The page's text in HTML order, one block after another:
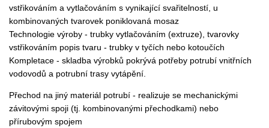
vstřikováním a vytlačováním s vynikající svařitelností, u
kombinovaných tvarovek poniklovaná mosaz
Technologie výroby - trubky vytlačováním (extruze), tvarovky
vstřikováním popis tvaru - trubky v tyčích nebo kotoučích
Kompletace - skladba výrobků pokrývá potřeby potrubí vnitřních
vodovodů a potrubní trasy vytápění.
Přechod na jiný materiál potrubí - realizuje se mechanickými
závitovými spoji (tj. kombinovanými přechodkami) nebo
přírubovým spojem